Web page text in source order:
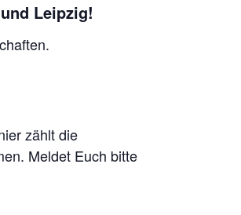
Leipzig!
zählt die
Meldet Euch bitte